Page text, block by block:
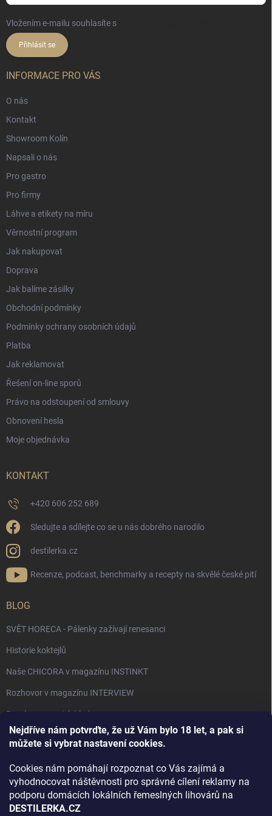
Nejdříve nám potvrďte, že už Vám bylo 18 let, a pak si
můžete si vybrat nastavení cookies.
Cookies nám pomáhají rozpoznat co Vás zajímá a
vyhodnocovat náštěvnosti pro správné cílení reklamy na
podporu domácích lokálních řemeslných lihovárů na
DESTILERKA.CZ
Vložením e-mailu souhlasíte s
Přihlásit se
INFORMACE PRO VÁS
O nás
Kontakt
Showroom Kolín
Napsali o nás
Pro gastro
Pro firmy
Láhve a etikety na míru
Věrnostní program
Jak nakupovat
Doprava
Jak balíme zásilky
Obchodní podmínky
Podmínky ochrany osobních údajů
Platba
Jak reklamovat
Řešení on-line sporů
Právo na odstoupení od smlouvy
Obnovení hesla
Moje objednávka
KONTAKT
+420 606 252 689
Sledujte a sdílejte co se u nás dobrého narodilo
destilerka.cz
Recenze, podcast, benchmarky a recepty na skvělé české pití
BLOG
SVĚT HORECA - Pálenky zažívají renesanci
Historie koktejlů
Naše CHICORA v magazínu INSTINKT
Rozhovor v magazínu INTERVIEW
Bourbon, americká krása.
Napsali v TÝDNU o naší práci
Rozhovor s DESTILERKA.CZ v magazínu DRINKING-CAT
Jak vybrat dárek na Vánoce